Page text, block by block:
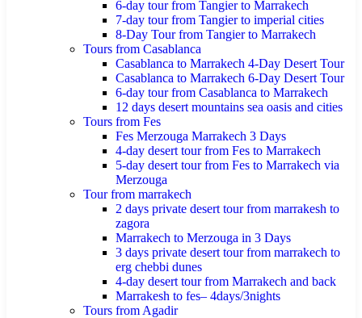
6-day tour from Tangier to Marrakech
7-day tour from Tangier to imperial cities
8-Day Tour from Tangier to Marrakech
Tours from Casablanca
Casablanca to Marrakech 4-Day Desert Tour
Casablanca to Marrakech 6-Day Desert Tour
6-day tour from Casablanca to Marrakech
12 days desert mountains sea oasis and cities
Tours from Fes
Fes Merzouga Marrakech 3 Days
4-day desert tour from Fes to Marrakech
5-day desert tour from Fes to Marrakech via
Merzouga
Tour from marrakech
2 days private desert tour from marrakesh to
zagora
Marrakech to Merzouga in 3 Days
3 days private desert tour from marrakech to
erg chebbi dunes
4-day desert tour from Marrakech and back
Marrakesh to fes– 4days/3nights
Tours from Agadir